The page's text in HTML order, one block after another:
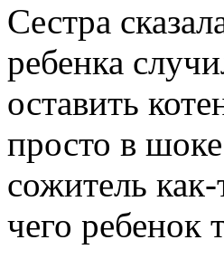
Сестра
ребенка
оставить
просто в
сожитель
чего ребенок